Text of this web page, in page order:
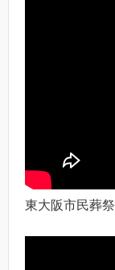
東大阪市民葬祭